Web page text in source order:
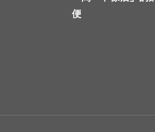
便